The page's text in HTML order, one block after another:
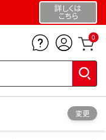
詳しくは
こちら
0
変更